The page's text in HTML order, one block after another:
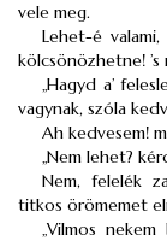
vele meg.
Lehet-é
kölcsönözhetne!
„Hagyd a’
vagynak, szóla
Ah kedvesem!
„Nem lehet?
Nem, felelék
titkos örömemet
„Vilmos